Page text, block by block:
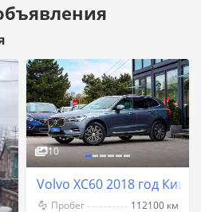
10
Volvo XC60 2018 год
Пробег
112100 км